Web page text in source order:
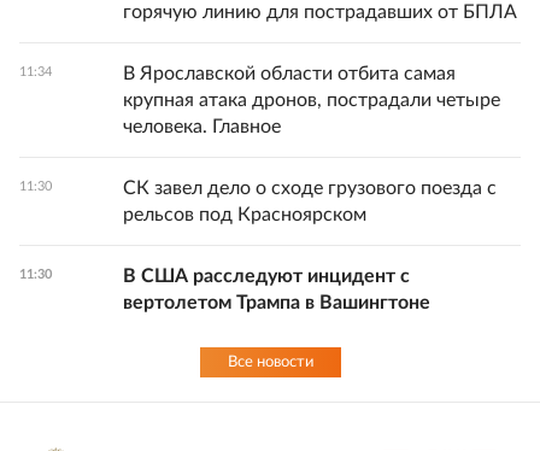
горячую линию для пострадавших от БПЛА
11:34
В Ярославской области отбита самая
крупная атака дронов, пострадали четыре
человека. Главное
11:30
СК завел дело о сходе грузового поезда с
рельсов под Красноярском
11:30
В США расследуют инцидент с
вертолетом Трампа в Вашингтоне
Все новости